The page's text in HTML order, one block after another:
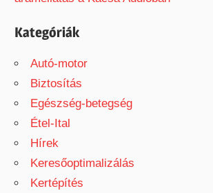
Kategóriák
Autó-motor
Biztosítás
Egészség-betegség
Étel-Ital
Hírek
Keresőoptimalizálás
Kertépítés